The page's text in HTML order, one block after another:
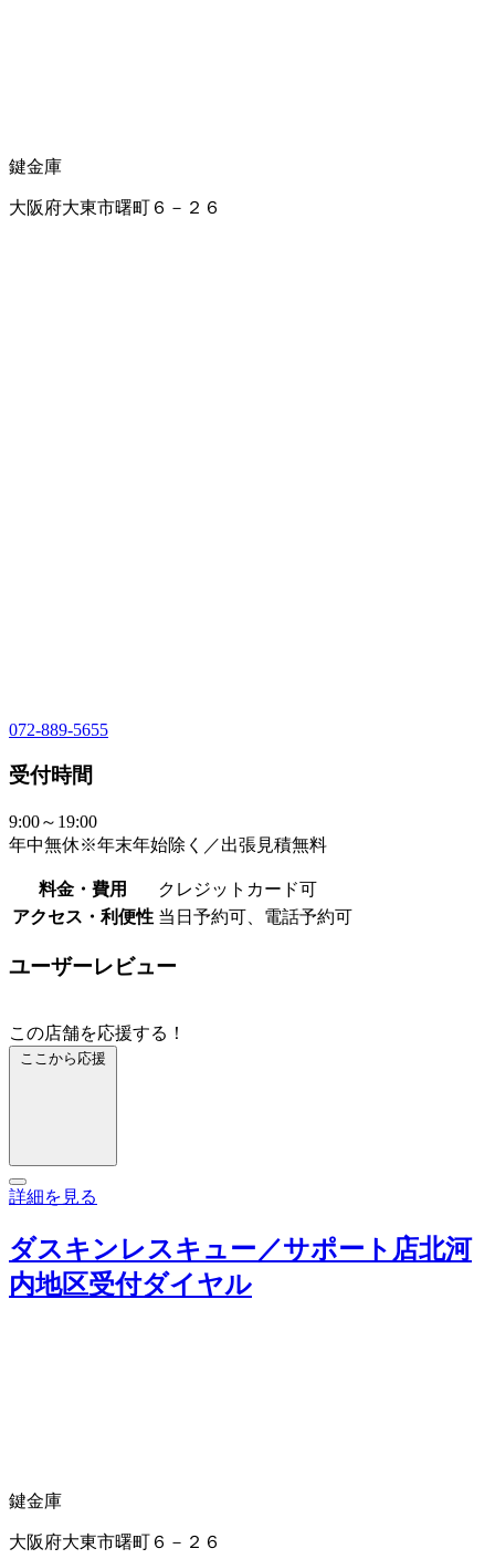
鍵金庫
大阪府大東市曙町６－２６
072-889-5655
受付時間
9:00～19:00
年中無休※年末年始除く／出張見積無料
料金・費用
クレジットカード可
アクセス・利便性 当日予約可、電話予約可
ユーザーレビュー
この店舗を応援する！
ここから応援
詳細を見る
ダスキンレスキュー／サポート店北河
内地区受付ダイヤル
鍵金庫
大阪府大東市曙町６－２６